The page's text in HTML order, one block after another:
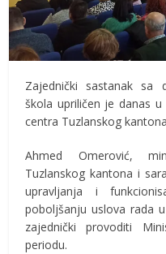
Zajednički sastanak sa
škola upriličen je danas
centra Tuzlanskog
Ahmed Omerović,
Tuzlanskog kantona i
upravljanja i
poboljšanju uslova rada
zajednički provoditi
periodu.